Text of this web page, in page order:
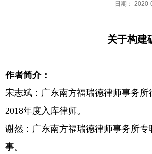
日期： 2020-
关于构建
作者简介：
宋志斌：广东南方福瑞德律师事务
2018年度入库律师。
谢然：广东南方福瑞德律师事务所
事。